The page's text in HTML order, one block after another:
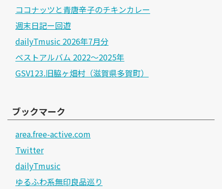
ココナッツと青唐辛子のチキンカレー
週末日記ー回遊
dailyTmusic 2026年7月分
ベストアルバム 2022～2025年
GSV123.旧脇ヶ畑村（滋賀県多賀町）
ブックマーク
area.free-active.com
Twitter
dailyTmusic
ゆるふわ系無印良品巡り